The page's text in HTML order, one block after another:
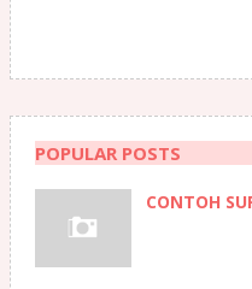
POPULAR POSTS
CONTOH